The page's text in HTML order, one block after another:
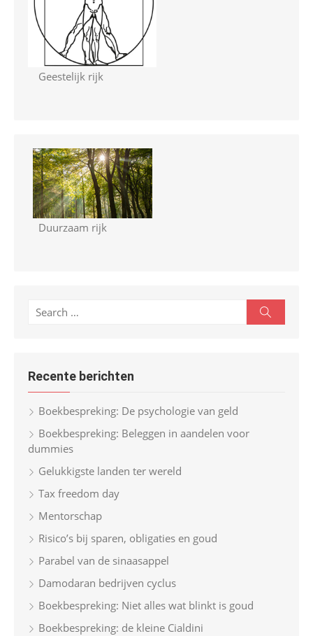
Geestelijk rijk
Duurzaam rijk
c
f
o
r
:
e
Recente berichten
Boekbespreking: De psychologie van geld
Boekbespreking: Beleggen in aandelen voor
dummies
Gelukkigste landen ter wereld
Tax freedom day
Mentorschap
Risico’s bij sparen, obligaties en goud
Parabel van de sinaasappel
Damodaran bedrijven cyclus
Boekbespreking: Niet alles wat blinkt is goud
Boekbespreking: de kleine Cialdini